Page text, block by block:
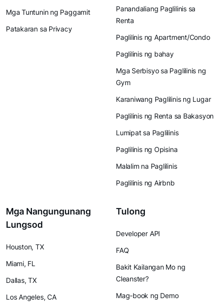
Mga Tuntunin ng Paggamit
Patakaran sa Privacy
Panandaliang Paglilinis sa
Renta
Paglilinis ng Apartment/Condo
Paglilinis ng bahay
Mga Serbisyo sa Paglilinis ng
Gym
Karaniwang Paglilinis ng Lugar
Paglilinis ng Renta sa Bakasyon
Lumipat sa Paglilinis
Paglilinis ng Opisina
Malalim na Paglilinis
Paglilinis ng Airbnb
Mga Nangungunang
Lungsod
Houston, TX
Miami, FL
Dallas, TX
Los Angeles, CA
Tulong
Developer API
FAQ
Bakit Kailangan Mo ng
Cleanster?
Mag-book ng Demo